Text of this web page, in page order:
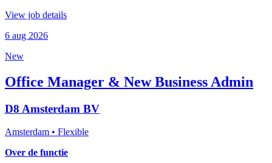
View job details
6 aug 2026
New
Office Manager & New Business Admin
D8 Amsterdam BV
Amsterdam • Flexible
Over de functie